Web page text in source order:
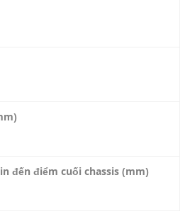
đến điểm cuối chassis (mm)